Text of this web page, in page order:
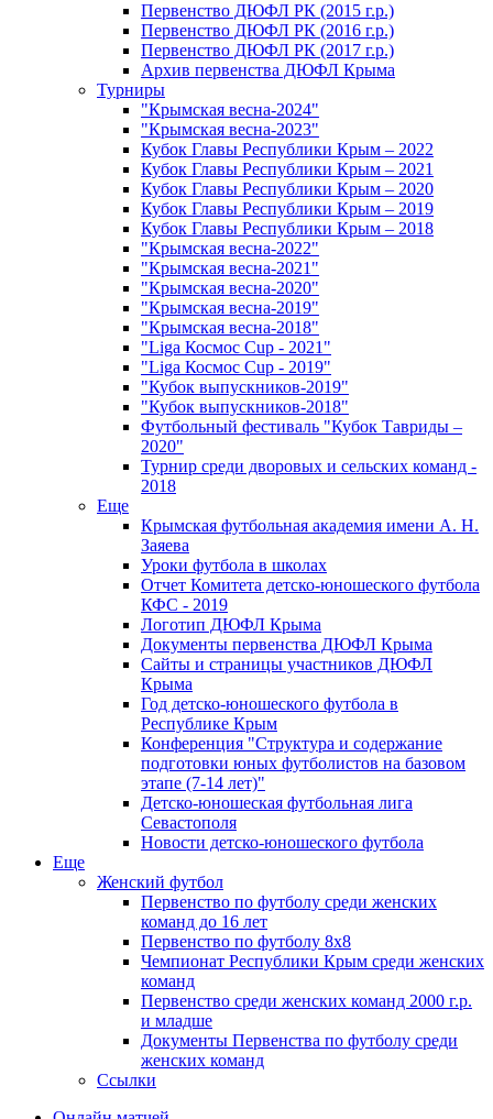
Первенство ДЮФЛ РК (2015 г.р.)
Первенство ДЮФЛ РК (2016 г.р.)
Первенство ДЮФЛ РК (2017 г.р.)
Архив первенства ДЮФЛ Крыма
Турниры
"Крымская весна-2024"
"Крымская весна-2023"
Кубок Главы Республики Крым – 2022
Кубок Главы Республики Крым – 2021
Кубок Главы Республики Крым – 2020
Кубок Главы Республики Крым – 2019
Кубок Главы Республики Крым – 2018
"Крымская весна-2022"
"Крымская весна-2021"
"Крымская весна-2020"
"Крымская весна-2019"
"Крымская весна-2018"
"Liga Космос Cup - 2021"
"Liga Космос Cup - 2019"
"Кубок выпускников-2019"
"Кубок выпускников-2018"
Футбольный фестиваль "Кубок Тавриды –
2020"
Турнир среди дворовых и сельских команд -
2018
Еще
Крымская футбольная академия имени А. Н.
Заяева
Уроки футбола в школах
Отчет Комитета детско-юношеского футбола
КФС - 2019
Логотип ДЮФЛ Крыма
Документы первенства ДЮФЛ Крыма
Сайты и страницы участников ДЮФЛ
Крыма
Год детско-юношеского футбола в
Республике Крым
Конференция "Структура и содержание
подготовки юных футболистов на базовом
этапе (7-14 лет)"
Детско-юношеская футбольная лига
Севастополя
Новости детско-юношеского футбола
Еще
Женский футбол
Первенство по футболу среди женских
команд до 16 лет
Первенство по футболу 8х8
Чемпионат Республики Крым среди женских
команд
Первенство среди женских команд 2000 г.р.
и младше
Документы Первенства по футболу среди
женских команд
Ссылки